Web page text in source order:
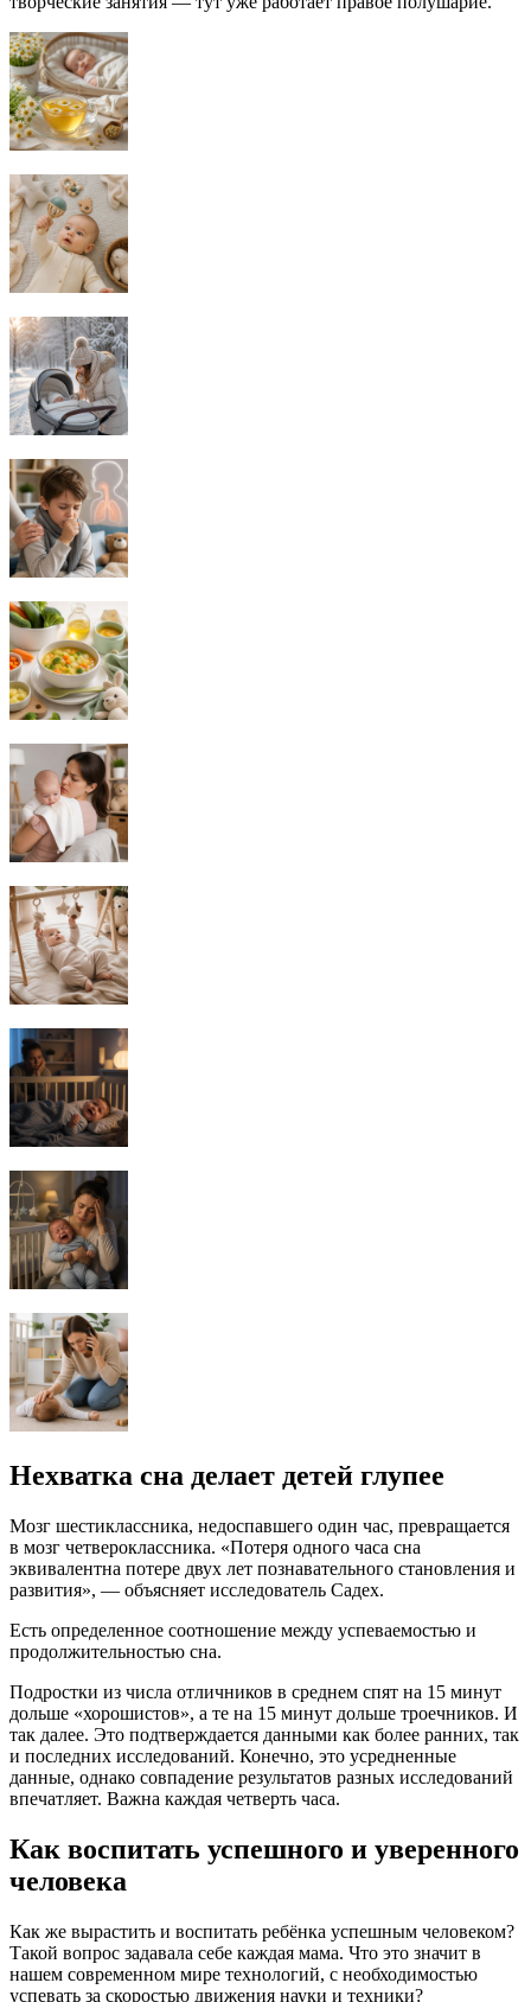
Нехватка сна делает детей глупее
Мозг шестиклассника, недоспавшего один час, превращается
в мозг четвероклассника. «Потеря одного часа сна
эквивалентна потере двух лет познавательного становления и
развития», — объясняет исследователь Садех.
Есть определенное соотношение между успеваемостью и
продолжительностью сна.
Подростки из числа отличников в среднем спят на 15 минут
дольше «хорошистов», а те на 15 минут дольше троечников. И
так далее. Это подтверждается данными как более ранних, так
и последних исследований. Конечно, это усредненные
данные, однако совпадение результатов разных исследований
впечатляет. Важна каждая четверть часа.
Как воспитать успешного и уверенного
человека
Как же вырастить и воспитать ребёнка успешным человеком?
Такой вопрос задавала себе каждая мама. Что это значит в
нашем современном мире технологий, с необходимостью
успевать за скоростью движения науки и техники?